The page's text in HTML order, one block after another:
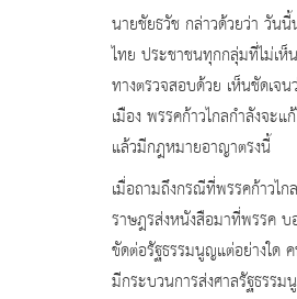
นายชัยธวัช กล่าวด้วยว่า วัน
ไทย ประชาชนทุกกลุ่มที่ไม่เห็
ทางตรวจสอบด้วย เห็นชัดเจ
เมือง พรรคก้าวไกลกำลังจ
แล้วมีกฎหมายอาญาตรงนี้
เมื่อถามถึงกรณีที่พรรคก้าวไ
ราษฎรส่งหนังสือมาที่พรรค บ
ขัดต่อรัฐธรรมนูญแต่อย่างใด
มีกระบวนการส่งศาลรัฐธรร